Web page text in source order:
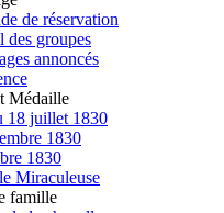
de réservation
des groupes
annoncés
Médaille
18 juillet 1830
1830
1830
Miraculeuse
famille